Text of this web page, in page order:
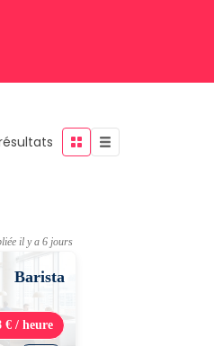
il y a 6 jours
Barista
€ / heure